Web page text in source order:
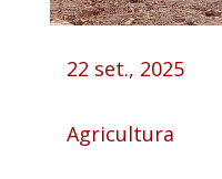
22 set., 2025
Agricultura